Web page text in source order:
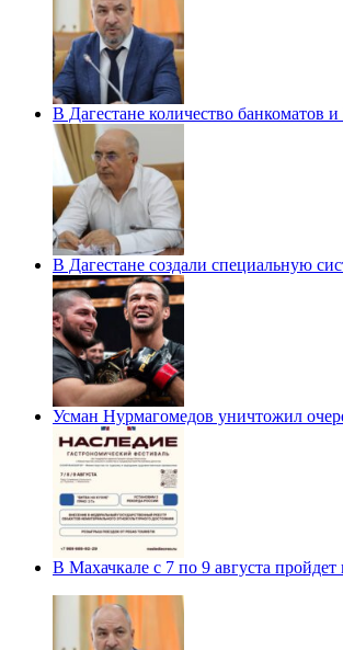
В Дагестане количество банкоматов
В Дагестане создали специальную
Усман Нурмагомедов уничтожил
В Махачкале с 7 по 9 августа